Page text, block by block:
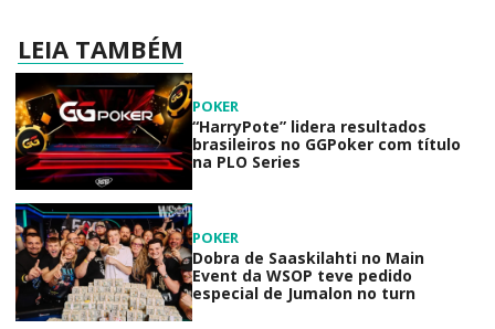
LEIA TAMBÉM
POKER
“HarryPote” lidera resultados
brasileiros no GGPoker com título
na PLO Series
POKER
Dobra de Saaskilahti no Main
Event da WSOP teve pedido
especial de Jumalon no turn